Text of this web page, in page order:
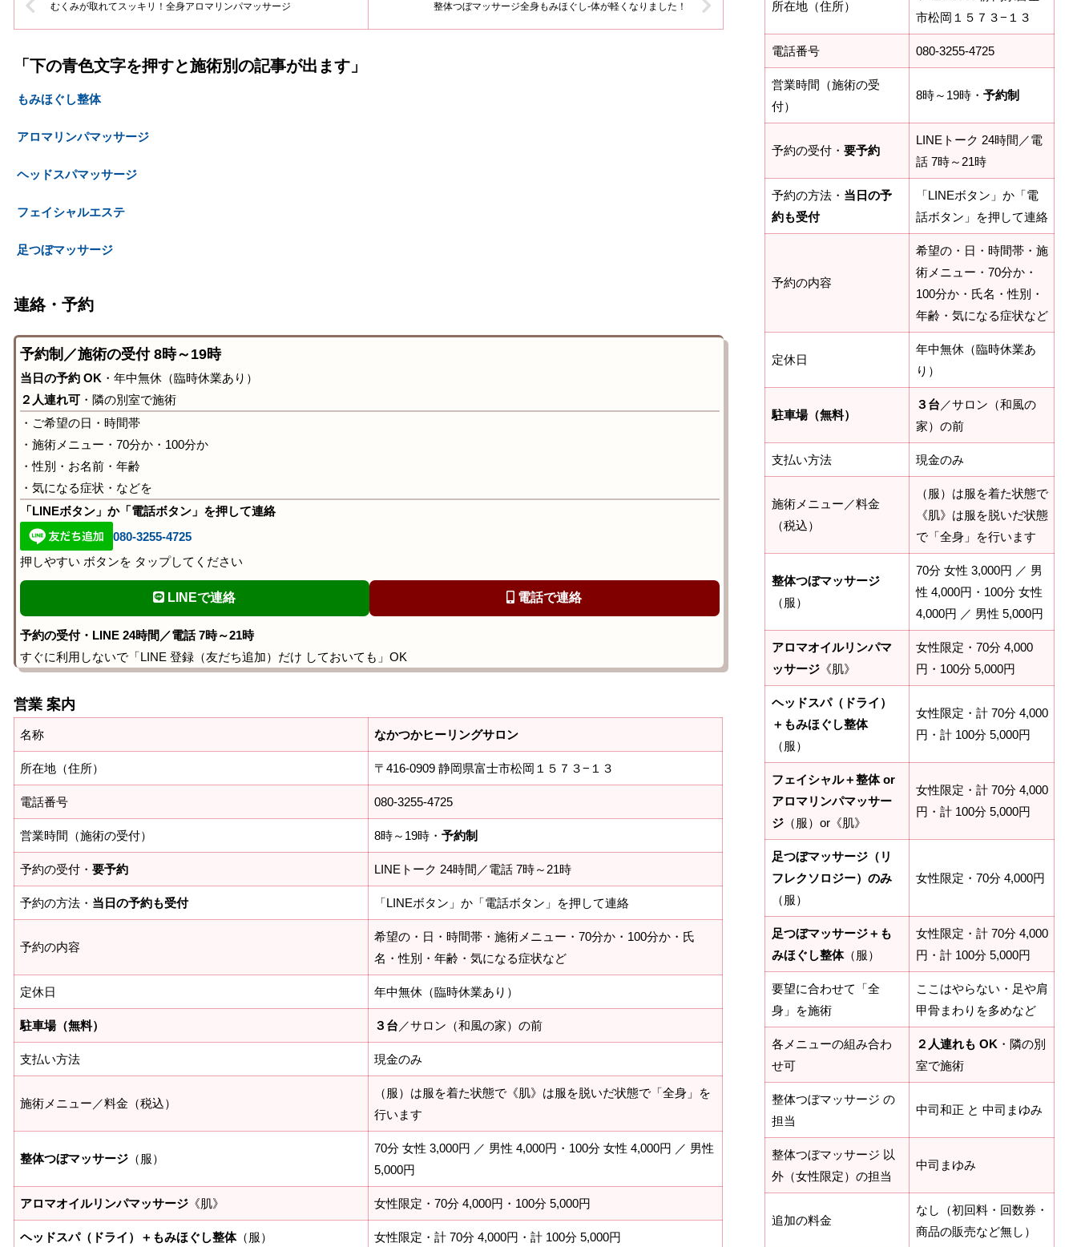
むくみが取れてスッキリ！全身アロマリンパマッサージ 整体つぼマッサージ全身もみほぐし-体が軽くなりました！
「下の青色文字を押すと施術別の記事が出ます」
もみほぐし整体
アロマリンパマッサージ
ヘッドスパマッサージ
フェイシャルエステ
足つぼマッサージ
連絡・予約
予約制／施術の受付 8時～19時
当日の予約 OK ・年中無休（臨時休業あり）
２人連れ可・隣の別室で施術
・ご希望の日・時間帯
・施術メニュー・70分か・100分か
・性別・お名前・年齢
・気になる症状・などを
「LINEボタン」か「電話ボタン」を押して連絡
080-3255-4725
押しやすい ボタンを タップしてください
LINEで連絡 電話で連絡
予約の受付・LINE 24時間／電話 7時～21時
すぐに利用しないで「LINE 登録（友だち追加）だけ しておいても」OK
営業 案内
名称 なかつかヒーリングサロン
所在地（住所） 〒416-0909 静岡県富士市松岡１５７３−１３
電話番号 080-3255-4725
営業時間（施術の受付） 8時～19時・予約制
予約の受付・要予約 LINEトーク 24時間／電話 7時～21時
予約の方法・ 当日の予約も受付 「LINEボタン」か「電話ボタン」を押して連絡
予約の内容
希望の・日・時間帯・施術メニュー・70分か・100分か・氏
名・性別・年齢・気になる症状など
定休日 年中無休（臨時休業あり）
駐車場（無料） ３台 ／サロン（和風の家）の前
支払い方法 現金のみ
施術メニュー／料金（税込）
（服）は服を着た状態で《肌》は服を脱いだ状態で「全身」を
行います
整体つぼマッサージ （服）
70分 女性 3,000円 ／ 男性 4,000円・100分 女性 4,000円 ／ 男性
5,000円
アロマオイルリンパマッサージ 《肌》 女性限定・70分 4,000円・100分 5,000円
ヘッドスパ（ドライ）＋もみほぐし整体（服） 女性限定・計 70分 4,000円・計 100分 5,000円
所在地（住所）
市松岡１５７３−１３
電話番号 080-3255-4725
営業時間（施術の受
付）
8時～19時・ 予約制
予約の受付・ 要予約
LINEトーク 24時間／電
話 7時～21時
予約の方法・ 当日の予
約も受付
「LINEボタン」か「電
話ボタン」を押して連絡
予約の内容
希望の・日・時間帯・施
術メニュー・70分か・
100分か・氏名・性別・
年齢・気になる症状など
定休日
年中無休（臨時休業あ
り）
駐車場（無料）
３台 ／サロン（和風の
家）の前
支払い方法 現金のみ
施術メニュー／料金
（税込）
（服）は服を着た状態で
《肌》は服を脱いだ状態
で「全身」を行います
整体つぼマッサージ
（服）
70分 女性 3,000円 ／ 男
性 4,000円・100分 女性
4,000円 ／ 男性 5,000円
アロマオイルリンパマ
ッサージ《肌》
女性限定・70分 4,000
円・100分 5,000円
ヘッドスパ（ドライ）
＋もみほぐし整体
（服）
女性限定・計 70分 4,000
円・計 100分 5,000円
フェイシャル＋整体 or
アロマリンパマッサー
ジ（服）or《肌》
女性限定・計 70分 4,000
円・計 100分 5,000円
足つぼマッサージ（リ
フレクソロジー）のみ
（服）
女性限定・70分 4,000円
足つぼマッサージ＋も
みほぐし整体（服）
女性限定・計 70分 4,000
円・計 100分 5,000円
要望に合わせて「全
身」を施術
ここはやらない・足や肩
甲骨まわりを多めなど
各メニューの組み合わ
せ可
２人連れも OK ・隣の別
室で施術
整体つぼマッサージ の
担当
中司和正 と 中司まゆみ
整体つぼマッサージ 以
外（女性限定）の担当
中司まゆみ
追加の料金
なし（初回料・回数券・
商品の販売など無し）